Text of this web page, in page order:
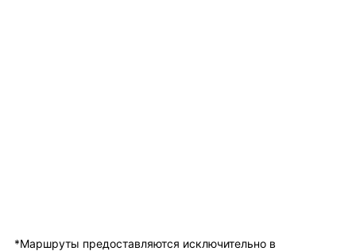
*Маршруты предоставляются исключительно в